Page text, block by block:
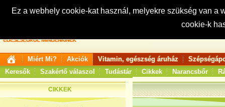
Ez a webhely cookie-kat használ, melyekre szükség van
cookie-k
Keresés:
Miért Mi? Akciók Vitamin, egészség áruház
Keresők
Szakértő válaszol Tudástár Cikkek Narancsbőr
CIKKEK